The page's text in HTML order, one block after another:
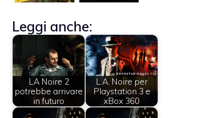
Leggi anche:
LA Noire 2
potrebbe arrivare
in futuro
L.A. Noire per
Playstation 3 e
xBox 360